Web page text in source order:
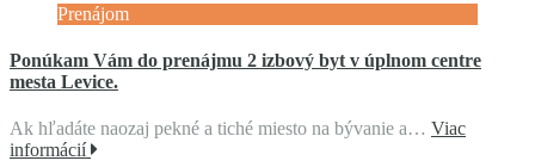
Prenájom
Ponúkam Vám do prenájmu 2 izbový byt v úplnom centre
mesta Levice.
Ak hľadáte naozaj pekné a tiché miesto na bývanie a… Viac
informácií